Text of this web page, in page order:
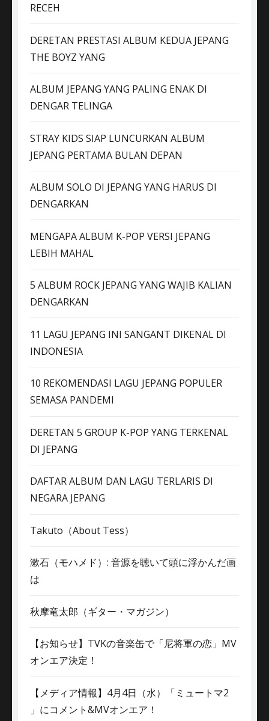
RECEH
DERETAN PRESTASI ALBUM KEDUA JEPANG
THE BOYZ YANG
ALBUM JEPANG YANG PALING ENAK DI
DENGAR TELINGA
STRAY KIDS SIAP LUNCURKAN ALBUM
JEPANG PERTAMA BULAN DEPAN
ALBUM SOLO DI JEPANG YANG HARUS DI
DENGARKAN
MENGAPA ALBUM K-POP VERSI JEPANG
LEBIH MAHAL
5 ALBUM ROCK JEPANG YANG WAJIB KALIAN
DENGARKAN
11 LAGU JEPANG INI SANGANT DIKENAL DI
INDONESIA
10 REKOMENDASI LAGU JEPANG POPULER
SEMASA PANDEMI
DERETAN 5 GROUP K-POP YANG TERKENAL
DI JEPANG
DAFTAR ALBUM DAN LAGU TERLARIS DI
NEGARA JEPANG
Takuto（About Tess）
漱石（モハメド）: 音源を聴いて頭に浮かんだ画
は
秋摩竜太郎（ギター・マガジン）
【お知らせ】TVKの音楽缶で「尼将軍の恋」MV
オンエア決定！
【メディア情報】4月4日（水）「ミュートマ2
」にコメント&MVオンエア！